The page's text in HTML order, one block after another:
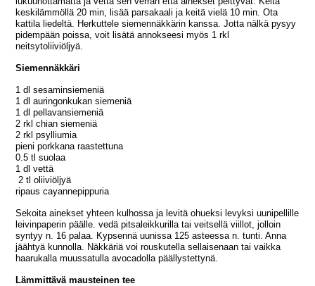
keskilämmöllä 20 min, lisää parsakaali ja keitä vielä 10 min. Ota
kattila liedeltä. Herkuttele siemennäkkärin kanssa. Jotta nälkä pysyy
pidempään poissa, voit lisätä annokseesi myös 1 rkl
neitsytoliiviöljyä.
Siemennäkkäri
1 dl sesaminsiemeniä
1 dl auringonkukan siemeniä
1 dl pellavansiemeniä
2 rkl chian siemeniä
2 rkl psylliumia
pieni porkkana raastettuna
0.5 tl suolaa
1 dl vettä
2 tl oliiviöljyä
ripaus cayannepippuria
Sekoita ainekset yhteen kulhossa ja levitä ohueksi levyksi uunipellille
leivinpaperin päälle. vedä pitsaleikkurilla tai veitsellä viillot, jolloin
syntyy n. 16 palaa. Kypsennä uunissa 125 asteessa n. tunti. Anna
jäähtyä kunnolla. Näkkäriä voi rouskutella sellaisenaan tai vaikka
haarukalla muussatulla avocadolla päällystettynä.
Lämmittävä mausteinen tee